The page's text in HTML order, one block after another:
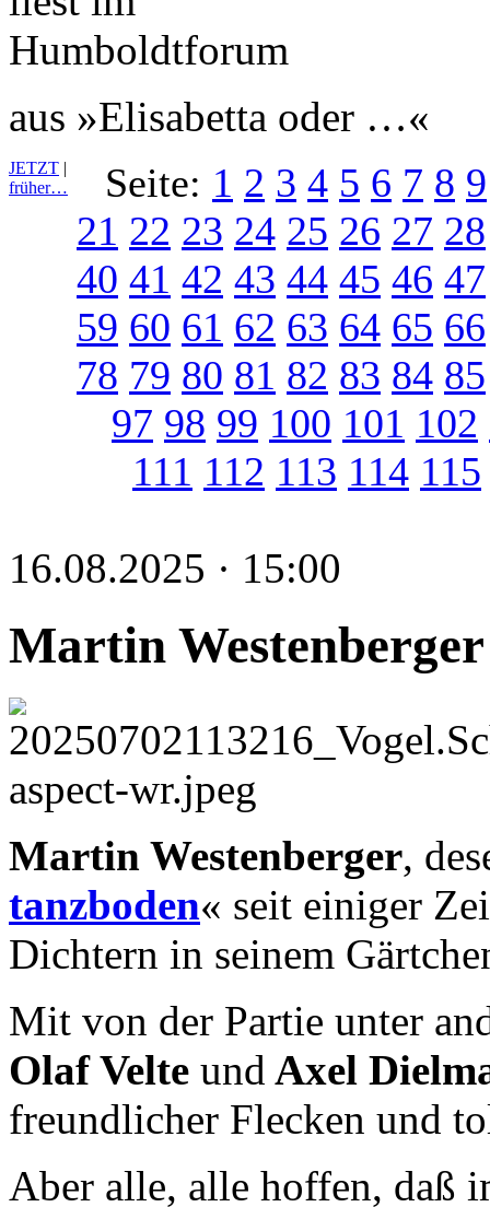
aus »Elisabetta oder …«
JETZT |
früher…
Seite: 1 2 3 4 5 6 7 8 9
21 22 23 24 25 26 27 28
40 41 42 43 44 45 46 47
59 60 61 62 63 64 65 66
78 79 80 81 82 83 84 85
97 98 99 100 101 102
111 112 113 114 115
16.08.2025 · 15:00
Martin Westenberger
Martin Westenberger,
tanzboden« seit einiger
Dichtern in seinem
Mit von der Partie unter
Olaf Velte und Axel
freundlicher Flecken und
Aber alle, alle hoffen, daß